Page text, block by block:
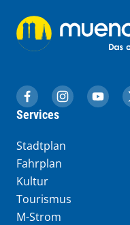
muenchen.de auf
muenchen.de
Services
Stadtplan
Fahrplan
Kultur
Tourismus
M-Strom